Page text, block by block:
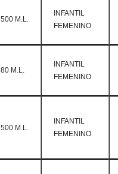
500 M.L.
INFANTIL
FEMENINO
80 M.L.
INFANTIL
FEMENINO
500 M.L.
INFANTIL
FEMENINO